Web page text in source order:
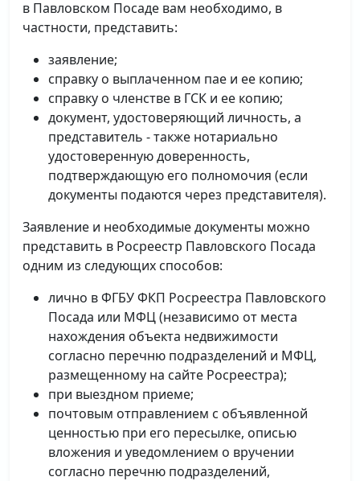
в Павловском Посаде вам необходимо, в
частности, представить:
заявление;
справку о выплаченном пае и ее копию;
справку о членстве в ГСК и ее копию;
документ, удостоверяющий личность, а
представитель - также нотариально
удостоверенную доверенность,
подтверждающую его полномочия (если
документы подаются через представителя).
Заявление и необходимые документы можно
представить в Росреестр Павловского Посада
одним из следующих способов:
лично в ФГБУ ФКП Росреестра Павловского
Посада или МФЦ (независимо от места
нахождения объекта недвижимости
согласно перечню подразделений и МФЦ,
размещенному на сайте Росреестра);
при выездном приеме;
почтовым отправлением с объявленной
ценностью при его пересылке, описью
вложения и уведомлением о вручении
согласно перечню подразделений,